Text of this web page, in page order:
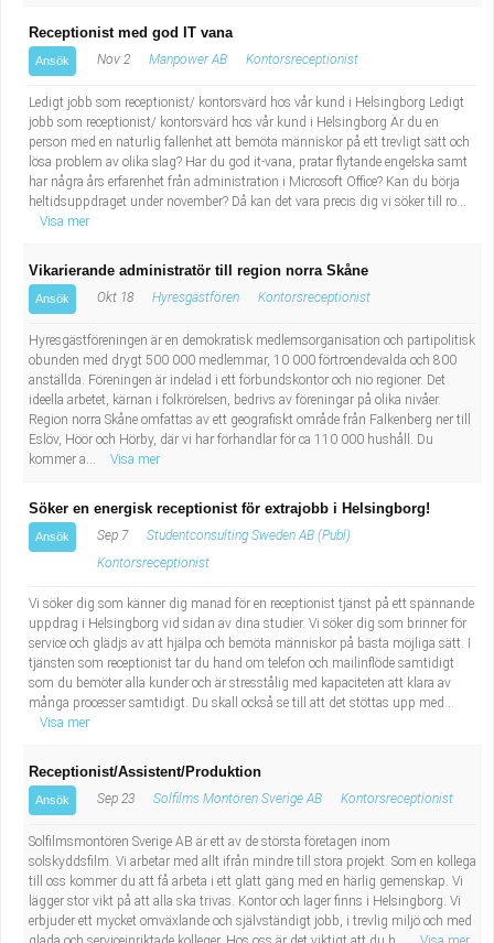
Receptionist med god IT vana
Ansök Nov 2 Manpower AB Kontorsreceptionist
Ledigt jobb som receptionist/ kontorsvärd hos vår kund i Helsingborg Ledigt
jobb som receptionist/ kontorsvärd hos vår kund i Helsingborg Är du en
person med en naturlig fallenhet att bemöta människor på ett trevligt sätt och
lösa problem av olika slag? Har du god it-vana, pratar flytande engelska samt
har några års erfarenhet från administration i Microsoft Office? Kan du börja
heltidsuppdraget under november? Då kan det vara precis dig vi söker till ro...
Visa mer
Vikarierande administratör till region norra Skåne
Ansök Okt 18 Hyresgästfören Kontorsreceptionist
Hyresgästföreningen är en demokratisk medlemsorganisation och partipolitisk
obunden med drygt 500 000 medlemmar, 10 000 förtroendevalda och 800
anställda. Föreningen är indelad i ett förbundskontor och nio regioner. Det
ideella arbetet, kärnan i folkrörelsen, bedrivs av föreningar på olika nivåer.
Region norra Skåne omfattas av ett geografiskt område från Falkenberg ner till
Eslöv, Höör och Hörby, där vi har förhandlar för ca 110 000 hushåll. Du
kommer a...
Visa mer
Söker en energisk receptionist för extrajobb i Helsingborg!
Ansök Sep 7
Studentconsulting Sweden AB (Publ)
Kontorsreceptionist
Vi söker dig som känner dig manad för en receptionist tjänst på ett spännande
uppdrag i Helsingborg vid sidan av dina studier. Vi söker dig som brinner för
service och glädjs av att hjälpa och bemöta människor på bästa möjliga sätt. I
tjänsten som receptionist tar du hand om telefon och mailinflöde samtidigt
som du bemöter alla kunder och är stresstålig med kapaciteten att klara av
många processer samtidigt. Du skall också se till att det stöttas upp med...
Visa mer
Receptionist/Assistent/Produktion
Ansök Sep 23 Solfilms Montören Sverige AB Kontorsreceptionist
Solfilmsmontören Sverige AB är ett av de största företagen inom
solskyddsfilm. Vi arbetar med allt ifrån mindre till stora projekt. Som en kollega
till oss kommer du att få arbeta i ett glatt gäng med en härlig gemenskap. Vi
lägger stor vikt på att alla ska trivas. Kontor och lager finns i Helsingborg. Vi
erbjuder ett mycket omväxlande och självständigt jobb, i trevlig miljö och med